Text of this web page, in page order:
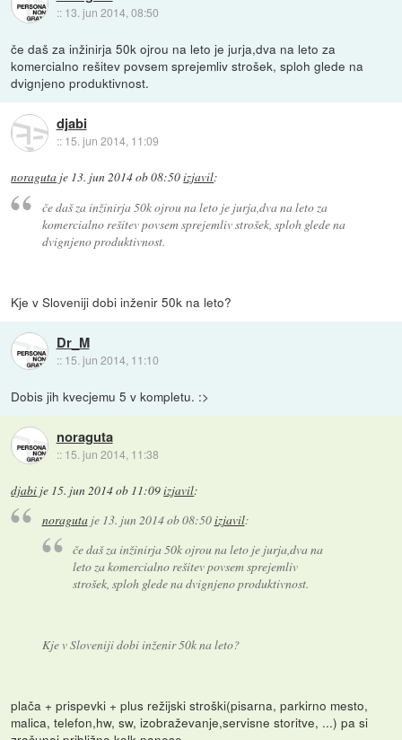
:: 13. jun 2014, 08:50
če daš za inžinirja 50k ojrou na leto je jurja,dva na leto za
komercialno rešitev povsem sprejemliv strošek, sploh glede na
dvignjeno produktivnost.
djabi
:: 15. jun 2014, 11:09
noraguta je 13. jun 2014 ob 08:50izjavil:
če daš za inžinirja 50k ojrou na leto je jurja,dva na leto za
komercialno rešitev povsem sprejemliv strošek, sploh glede na
dvignjeno produktivnost.
Kje v Sloveniji dobi inženir 50k na leto?
Dr_M
:: 15. jun 2014, 11:10
Dobis jih kvecjemu 5 v kompletu. :>
noraguta
:: 15. jun 2014, 11:38
djabi je 15. jun 2014 ob 11:09izjavil:
noragutaje 13. jun 2014 ob 08:50izjavil:
če daš za inžinirja 50k ojrou na leto je jurja,dva na
leto za komercialno rešitev povsem sprejemliv
strošek, sploh glede na dvignjeno produktivnost.
Kje v Sloveniji dobi inženir 50k na leto?
plača + prispevki + plus režijski stroški(pisarna, parkirno mesto,
malica, telefon,hw, sw, izobraževanje,servisne storitve, ...) pa si